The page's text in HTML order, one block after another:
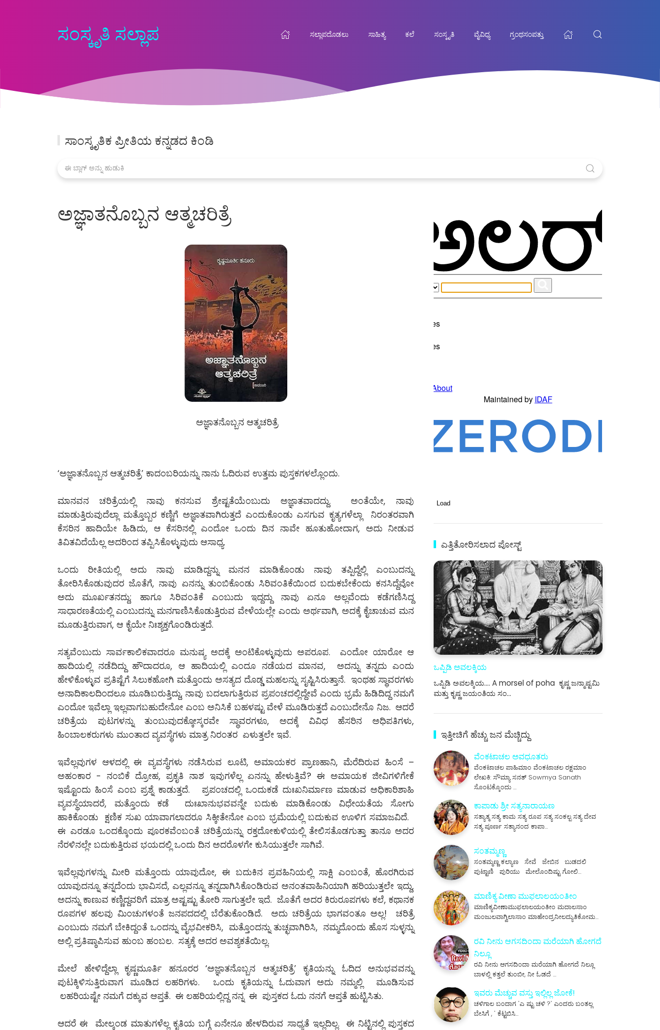
ಸಂಸ್ಕೃತಿ ಸಲ್ಲಾಪ ಸಲ್ಲಾಪದೊಡಲು ಸಾಹಿತ್ಯ ಕಲೆ ಸಂಸ್ಕೃತಿ ವೈವಿಧ್ಯ ಗ್ರಂಥಸಂಪತ್ತು
ಸಾಂಸ್ಕೃತಿಕ ಪ್ರೀತಿಯ ಕನ್ನಡದ ಕಿಂಡಿ
ಅಜ್ಞಾತನೊಬ್ಬನ ಆತ್ಮಚರಿತ್ರೆ
ಅಜ್ಞಾತನೊಬ್ಬನ ಆತ್ಮಚರಿತ್ರೆ
‘ಅಜ್ಞಾತನೊಬ್ಬನ ಆತ್ಮಚರಿತ್ರೆ’ ಕಾದಂಬರಿಯನ್ನು ನಾನು ಓದಿರುವ ಉತ್ತಮ ಪುಸ್ತಕಗಳಲ್ಲೊಂದು.
ಮಾನವನ ಚರಿತ್ರೆಯಲ್ಲಿ ನಾವು ಕನಸುವ ಶ್ರೇಷ್ಟತೆಯೆಂಬುದು ಅಜ್ಞಾತವಾದದ್ದು. ಅಂತೆಯೇ, ನಾವು
ಮಾಡುತ್ತಿರುವುದೆಲ್ಲಾ ಮತ್ತೊಬ್ಬರ ಕಣ್ಣಿಗೆ ಅಜ್ಞಾತವಾಗಿರುತ್ತದೆ ಎಂದುಕೊಂಡು ಎಸಗುವ ಕೃತ್ಯಗಳೆಲ್ಲಾ ನಿರಂತರವಾಗಿ
ಕೆಸರಿನ ಹಾದಿಯೇ ಹಿಡಿದು, ಆ ಕೆಸರಿನಲ್ಲಿ ಎಂದೋ ಒಂದು ದಿನ ನಾವೇ ಹೂತುಹೋದಾಗ, ಅದು ನೀಡುವ
ತಿವಿತವಿದೆಯೆಲ್ಲ ಅದರಿಂದ ತಪ್ಪಿಸಿಕೊಳ್ಳುವುದು ಆಸಾಧ್ಯ.
ಒಂದು ರೀತಿಯಲ್ಲಿ ಅದು ನಾವು ಮಾಡಿದ್ದನ್ನು ಮನನ ಮಾಡಿಕೊಂಡು ನಾವು ತಪ್ಪಿದ್ದೆಲ್ಲಿ ಎಂಬುದನ್ನು
ತೋರಿಸಿಕೊಡುವುದರ ಜೊತೆಗೆ, ನಾವು ಏನನ್ನು ತುಂಬಿಕೊಂಡು ಸಿರಿವಂತಿಕೆಯಿಂದ ಬದುಕಬೇಕೆಂದು ಕನಸಿದ್ದೆವೋ
ಅದು ಮೂರ್ಖತನದ್ದು; ಹಾಗೂ ಸಿರಿವಂತಿಕೆ ಎಂಬುದು ಇದ್ದದ್ದು ನಾವು ಏನೂ ಅಲ್ಲವೆಂದು ಕಡೆಗಣಿಸಿದ್ದ
ಸಾಧಾರಣತೆಯಲ್ಲಿ ಎಂಬುದನ್ನು ಮನಗಾಣಿಸಿಕೊಡುತ್ತಿರುವ ವೇಳೆಯಲ್ಲೇ ಎಂದು ಅರ್ಥವಾಗಿ, ಅದಕ್ಕೆ ಕೈಚಾಚುವ ಮನ
ಮೂಡುತ್ತಿರುವಾಗ, ಆ ಕೈಯೇ ನಿಃಶ್ಯಕ್ತಗೊಂಡಿರುತ್ತದೆ.
ಸತ್ಯವೆಂಬುದು ಸಾರ್ವಕಾಲಿಕವಾದರೂ ಮನುಷ್ಯ ಅದಕ್ಕೆ ಅಂಟಿಕೊಳ್ಳುವುದು ಅಪರೂಪ. ಎಂದೋ ಯಾರೋ ಆ
ಹಾದಿಯಲ್ಲಿ ನಡೆದಿದ್ದು ಹೌದಾದರೂ, ಆ ಹಾದಿಯಲ್ಲಿ ಎಂದೂ ನಡೆಯದ ಮಾನವ, ಅದನ್ನು ತನ್ನದು ಎಂದು
ಹೇಳಿಕೊಳ್ಳುವ ಪ್ರತಿಷ್ಟೆಗೆ ಸಿಲುಕಹೋಗಿ ಮತ್ತೊಂದು ಅಸತ್ಯದ ದೊಡ್ಡ ಮಹಲನ್ನು ಸೃಷ್ಟಿಸಿರುತ್ತಾನೆ. ಇಂಥಹ ಸ್ಥಾವರಗಳು
ಅನಾದಿಕಾಲದಿಂದಲೂ ಮೂಡಿಬರುತ್ತಿದ್ದು, ನಾವು ಬದಲಾಗುತ್ತಿರುವ ಪ್ರಪಂಚದಲ್ಲಿದ್ದೇವೆ ಎಂದು ಭ್ರಮೆ ಹಿಡಿದಿದ್ದ ನಮಗೆ
ಎಂದೋ ಇವೆಲ್ಲಾ ಇಲ್ಲವಾಗಬಹುದೇನೋ ಎಂಬ ಅನಿಸಿಕೆ ಬಹಳಷ್ಟು ವೇಳೆ ಮೂಡಿರುತ್ತದೆ ಎಂಬುದೇನೊ ನಿಜ. ಆದರೆ
ಚರಿತ್ರೆಯ ಪುಟಗಳನ್ನು ತುಂಬುವುದಕ್ಕೋಸ್ಕರವೇ ಸ್ಥಾವರಗಳೂ, ಅದಕ್ಕೆ ವಿವಿಧ ಹೆಸರಿನ ಅಧಿಪತಿಗಳು,
ಹಿಂಬಾಲಕರುಗಳು ಮುಂತಾದ ವ್ಯವಸ್ಥೆಗಳು ಮಾತ್ರ ನಿರಂತರ ಏಳುತ್ತಲೇ ಇವೆ.
ಇವೆಲ್ಲವುಗಳ ಆಳದಲ್ಲಿ ಈ ವ್ಯವಸ್ಥೆಗಳು ನಡೆಸಿರುವ ಲೂಟಿ, ಅಮಾಯಕರ ಪ್ರಾಣಹಾನಿ, ಮೆರೆದಿರುವ ಹಿಂಸೆ –
ಅಹಂಕಾರ - ನಂಬಿಕೆ ದ್ರೋಹ, ಪ್ರಕೃತಿ ನಾಶ ಇವುಗಳೆಲ್ಲ ಏನನ್ನು ಹೇಳುತ್ತಿವೆ? ಈ ಅಮಾಯಕ ಜೀವಿಗಳಿಗೇಕೆ
ಇಷ್ಟೊಂದು ಹಿಂಸೆ ಎಂಬ ಪ್ರಶ್ನೆ ಕಾಡುತ್ತದೆ. ಪ್ರಪಂಚದಲ್ಲಿ ಒಂದುಕಡೆ ದುಃಖನಿರ್ಮಾಣ ಮಾಡುವ ಅಧಿಕಾರಿಶಾಹಿ
ವ್ಯವಸ್ಥೆಯಾದರೆ, ಮತ್ತೊಂದು ಕಡೆ ದುಃಖಾನುಭವವನ್ನೇ ಬದುಕು ಮಾಡಿಕೊಂಡು ವಿಧೇಯತೆಯ ಸೋಗು
ಹಾಕಿಕೊಂಡು ಕ್ಷಣಿಕ ಸುಖ ಯಾವಾಗಲಾದರೂ ಸಿಕ್ಕೀತೇನೋ ಎಂಬ ಭ್ರಮೆಯಲ್ಲಿ ಬದುಕುವ ಊಳಿಗ ಸಮಾಜವಿದೆ.
ಈ ಎರಡೂ ಒಂದಕ್ಕೊಂದು ಪೂರಕವೆಂಬಂತೆ ಚರಿತ್ರೆಯನ್ನು ರಕ್ತದೋಕುಳಿಯಲ್ಲಿ ತೇಲಿಸತೊಡಗುತ್ತಾ ತಾನೂ ಅದರ
ನೆರಳಿನಲ್ಲೇ ಬದುಕುತ್ತಿರುವ ಭಯದಲ್ಲಿ ಒಂದು ದಿನ ಅದರೊಳಗೇ ಕುಸಿಯುತ್ತಲೇ ಸಾಗಿವೆ.
ಇವೆಲ್ಲವುಗಳನ್ನು ಮೀರಿ ಮತ್ತೊಂದು ಯಾವುದೋ, ಈ ಬದುಕಿನ ಪ್ರವಹಿನಿಯಲ್ಲಿ ಸಾಕ್ಷಿ ಎಂಬಂತೆ, ಹೊರಗಿರುವ
ಯಾವುದನ್ನೂ ತನ್ನದೆಂದು ಭಾವಿಸದೆ, ಎಲ್ಲವನ್ನೂ ತನ್ನದಾಗಿಸಿಕೊಂಡಿರುವ ಅನಂತವಾಹಿನಿಯಾಗಿ ಹರಿಯುತ್ತಲೇ ಇದ್ದು,
ಅದನ್ನು ಕಾಣುವ ಕಣ್ಣಿದ್ದವರಿಗೆ ಮಾತ್ರ ಅಷ್ಟಷ್ಟು ತೋರಿ ಸಾಗುತ್ತಲೇ ಇದೆ. ಜೊತೆಗೆ ಅದರ ಕಿರುರೂಪಗಳು ಕಲೆ, ಕಥಾನಕ
ರೂಪಗಳ ಹಲವು ಮಿಂಚುಗಳಂತೆ ಜನಪದದಲ್ಲಿ ಬೆರೆತುಕೊಂಡಿದೆ. ಅದು ಚರಿತ್ರೆಯ ಭಾಗವಂತೂ ಅಲ್ಲ! ಚರಿತ್ರೆ
ಎಂಬುದು ನಮಗೆ ಬೇಕಿದ್ದಂತೆ ಒಂದನ್ನು ವೈಭವೀಕರಿಸಿ, ಮತ್ತೊಂದನ್ನು ತುಚ್ಛವಾಗಿರಿಸಿ, ನಮ್ಮದೊಂದು ಹೊಸ ಸುಳ್ಳನ್ನು
ಅಲ್ಲಿ ಪ್ರತಿಷ್ಠಾಪಿಸುವ ಹುಂಬ ಹಂಬಲ. ಸತ್ಯಕ್ಕೆ ಅದರ ಅವಶ್ಯಕತೆಯಿಲ್ಲ.
ಮೇಲೆ ಹೇಳಿದ್ದೆಲ್ಲಾ ಕೃಷ್ಣಮೂರ್ತಿ ಹನೂರರ ‘ಅಜ್ಞಾತನೊಬ್ಬನ ಆತ್ಮಚರಿತ್ರೆ’ ಕೃತಿಯನ್ನು ಓದಿದ ಅನುಭವವನ್ನು
ಪುಟಕ್ಕಿಳಿಸುತ್ತಿರುವಾಗ ಮೂಡಿದ ಲಹರಿಗಳು. ಒಂದು ಕೃತಿಯನ್ನು ಓದುವಾಗ ಅದು ನಮ್ಮಲ್ಲಿ ಮೂಡಿಸುವ
ಲಹರಿಯಷ್ಟೇ ನಮಗೆ ದಕ್ಕುವ ಆಪ್ತತೆ. ಈ ಲಹರಿಯಲ್ಲಿದ್ದ ನನ್ನ ಈ ಪುಸ್ತಕದ ಓದು ನನಗೆ ಆಪ್ತತೆ ಹುಟ್ಟಿಸಿತು.
ಆದರೆ ಈ ಮೇಲ್ಕಂಡ ಮಾತುಗಳೆಲ್ಲ ಕೃತಿಯ ಬಗ್ಗೆ ಏನೇನೂ ಹೇಳದಿರುವ ಸಾಧ್ಯತೆ ಇಲ್ಲದಿಲ್ಲ. ಈ ನಿಟ್ಟಿನಲ್ಲಿ ಪುಸ್ತಕದ
Load
ಎತ್ತಿತೋರಿಸಲಾದ ಪೋಸ್ಟ್
ಒಪ್ಪಿಡಿ ಅವಲಕ್ಕಿಯ
ಒಪ್ಪಿಡಿ ಅವಲಕ್ಕಿಯ.... A morsel of poha ಕೃಷ್ಣ ಜನ್ಮಾಷ್ಟಮಿ
ಮತ್ತು ಕೃಷ್ಣ ಜಯಂತಿಯ ಸಂ…
ಇತ್ತೀಚಿಗೆ ಹೆಚ್ಚು ಜನ ಮೆಚ್ಚಿದ್ದು
ವೆಂಕಟಾಚಲ ಅವಧೂತರು
ವೆಂಕಟಾಚಲ ಪಾಹಿಮಾಂ ವೆಂಕಟಾಚಲ ರಕ್ಷಮಾಂ
ಲೇಖಕಿ: ಸೌಮ್ಯಾ ಸನತ್ Sowmya Sanath
ಸೊಂಟಕ್ಕೊಂದು …
ಕಾಪಾಡು ಶ್ರೀ ಸತ್ಯನಾರಾಯಣ
ಸತ್ಯಾತ್ಮ ಸತ್ಯ ಕಾಮ ಸತ್ಯ ರೂಪ ಸತ್ಯ ಸಂಕಲ್ಪ ಸತ್ಯ ದೇವ
ಸತ್ಯ ಪೂರ್ಣ ಸತ್ಯಾನಂದ ಕಾಪಾ…
ಸಂತಮ್ಮಣ್ಣ
ಸಂತಮ್ಮಣ್ಣ ಕಲ್ಯಾಣ ಸೇವೆ ಜೇಬಿನ ಬುಡದಲಿ
ಪುಟ್ಟಾಣಿ ಪುರಿಯು ಮೇಲೊಂದಿಷ್ಟು ಗೋಲಿ…
ಮಾಣಿಕ್ಯ ವೀಣಾ ಮುಫಲಾಲಯಂತೀಂ
ಮಾಣಿಕ್ಯವೀಣಾಮುಫಲಾಲಯಂತೀಂ ಮದಾಲಸಾಂ
ಮಂಜುಲವಾಗ್ವಿಲಾಸಾಂ ಮಾಹೇಂದ್ರನೀಲದ್ಯುತಿಕೋಮ…
ರವಿ ನೀನು ಆಗಸದಿಂದಾ ಮರೆಯಾಗಿ ಹೋಗದೆ
ನಿಲ್ಲೂ
ರವಿ ನೀನು ಆಗಸದಿಂದಾ ಮರೆಯಾಗಿ ಹೋಗದೆ ನಿಲ್ಲೂ
ಬಾಳಲ್ಲಿ ಕತ್ತಲೆ ತುಂಬೀ, ನೀ ಓಡದೆ …
ಇವರು ಮೆಚ್ಚುವ ವಸ್ತು ಇಲ್ಲಿಲ್ಲ ಜೋಕೆ!
ಚಳಿಗಾಲ ಬಂದಾಗ 'ಎ ಷ್ಟು ಚಳಿ ?' ಎಂದರು ಬಂತಲ್ಲ
ಬೇಸಿಗೆ , ' ಕೆಟ್ಟಬಿಸಿ…